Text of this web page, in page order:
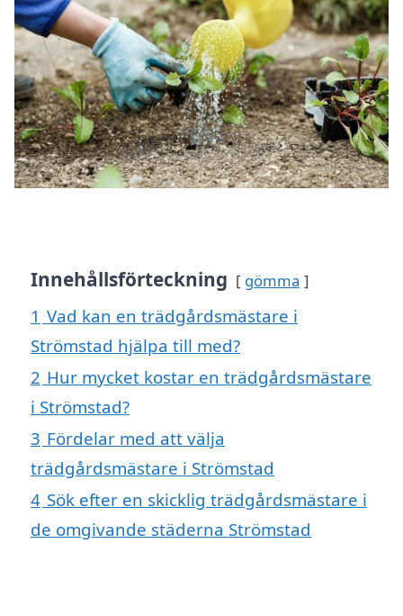
Innehållsförteckning gömma
1 Vad kan en trädgårdsmästare i
Strömstad hjälpa till med?
2 Hur mycket kostar en trädgårdsmästare
i Strömstad?
3 Fördelar med att välja
trädgårdsmästare i Strömstad
4 Sök efter en skicklig trädgårdsmästare i
de omgivande städerna Strömstad